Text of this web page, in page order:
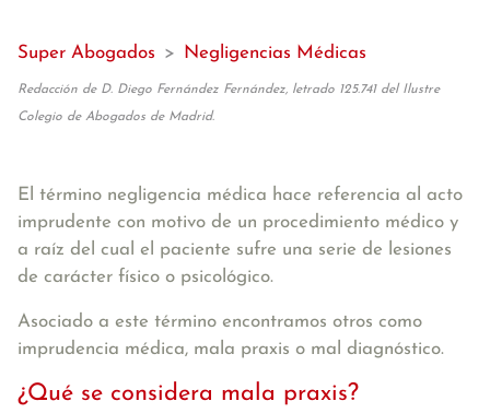
Super Abogados > Negligencias Médicas
Redacción de D. Diego Fernández Fernández, letrado 125.741 del Ilustre
Colegio de Abogados de Madrid.
El término negligencia médica hace referencia al acto
imprudente con motivo de un procedimiento médico y
a raíz del cual el paciente sufre una serie de lesiones
de carácter físico o psicológico.
Asociado a este término encontramos otros como
imprudencia médica, mala praxis o mal diagnóstico.
¿Qué se considera mala praxis?